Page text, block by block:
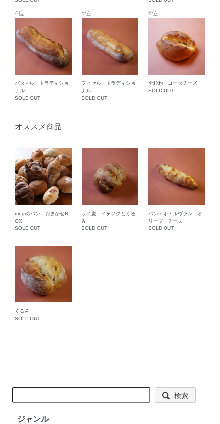
4位
バタ－ル・トラディショ
ナル
SOLD OUT
5位
フィセル・トラディショ
ナル
SOLD OUT
6位
全粒粉 ゴーダチーズ
SOLD OUT
オススメ商品
mugiのパン おまかせB
OX
SOLD OUT
ライ麦 イチジクとくる
み
SOLD OUT
パン・オ・ルヴァン オ
リーブ・チーズ
SOLD OUT
くるみ
SOLD OUT
検索
ジャンル